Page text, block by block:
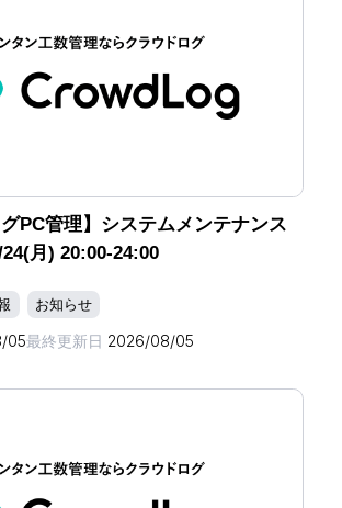
グPC管理】システムメンテナンス
月) 20:00-24:00
お知らせ
05最終更新日 2026/08/05